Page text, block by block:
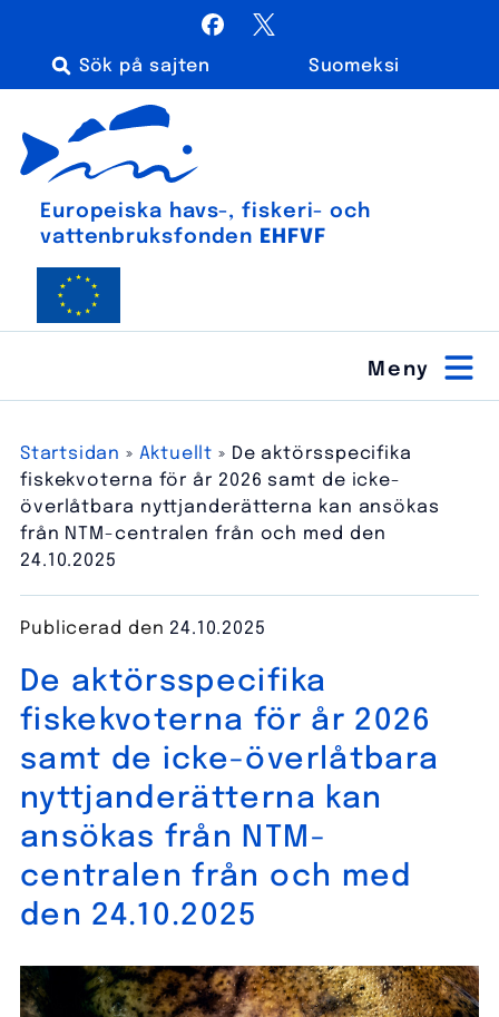
innehåll
Facebook
Suomeksi
Euroopan meri-, kalatalous- ja vesiviljelyrahasto
Europeiska havs-, fiskeri- och
vatten­bruks­fonden
EHFVF
Startsidan » Aktuellt » De aktörsspecifika
fiskekvoterna för år 2026 samt de icke-
överlåtbara nyttjanderätterna kan ansökas
från NTM-centralen från och med den
24.10.2025
De aktörsspecifika
fiskekvoterna för år 2026
samt de icke-överlåtbara
nyttjanderätterna kan
ansökas från NTM-
centralen från och med
den 24.10.2025
Publicerad den 24.10.2025